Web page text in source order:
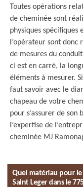
Toutes opérations
de cheminée sont
physiques spécifiques
l’opérateur sont donc
de mesures du
ci est en carré, la
éléments à mesurer.
faut savoir avec le
chapeau de votre
pour s’assurer de son
l’expertise de
cheminée MJ
Quel matériau pour
Saint Leger dans le